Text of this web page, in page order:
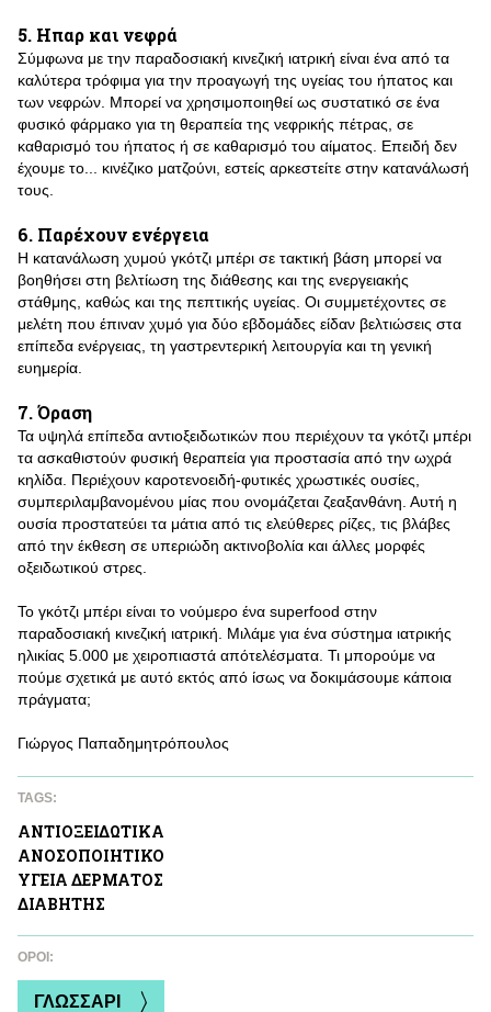
5. Ηπαρ και νεφρά
Σύμφωνα με την παραδοσιακή κινεζική ιατρική είναι ένα από τα
καλύτερα τρόφιμα για την προαγωγή της υγείας του ήπατος και
των νεφρών. Μπορεί να χρησιμοποιηθεί ως συστατικό σε ένα
φυσικό φάρμακο για τη θεραπεία της νεφρικής πέτρας, σε
καθαρισμό του ήπατος ή σε καθαρισμό του αίματος. Επειδή δεν
έχουμε το... κινέζικο ματζούνι, εστείς αρκεστείτε στην κατανάλωσή
τους.
6. Παρέχουν ενέργεια
Η κατανάλωση χυμού γκότζι μπέρι σε τακτική βάση μπορεί να
βοηθήσει στη βελτίωση της διάθεσης και της ενεργειακής
στάθμης, καθώς και της πεπτικής υγείας. Οι συμμετέχοντες σε
μελέτη που έπιναν χυμό για δύο εβδομάδες είδαν βελτιώσεις στα
επίπεδα ενέργειας, τη γαστρεντερική λειτουργία και τη γενική
ευημερία.
7. Όραση
Τα υψηλά επίπεδα αντιοξειδωτικών που περιέχουν τα γκότζι μπέρι
τα ασκαθιστούν φυσική θεραπεία για προστασία από την ωχρά
κηλίδα. Περιέχουν καροτενοειδή-φυτικές χρωστικές ουσίες,
συμπεριλαμβανομένου μίας που ονομάζεται ζεαξανθάνη. Αυτή η
ουσία προστατεύει τα μάτια από τις ελεύθερες ρίζες, τις βλάβες
από την έκθεση σε υπεριώδη ακτινοβολία και άλλες μορφές
οξειδωτικού στρες.
Το γκότζι μπέρι είναι το νούμερο ένα superfood στην
παραδοσιακή κινεζική ιατρική. Μιλάμε για ένα σύστημα ιατρικής
ηλικίας 5.000 με χειροπιαστά απότελέσματα. Τι μπορούμε να
πούμε σχετικά με αυτό εκτός από ίσως να δοκιμάσουμε κάποια
πράγματα;
Γιώργος Παπαδημητρόπουλος
TAGS:
ΑΝΤΙΟΞΕΙΔΩΤΙΚA
ΑΝΟΣΟΠΟΙΗΤΙΚΟ
ΥΓΕΙΑ ΔΕΡΜΑΤΟΣ
ΔΙΑΒΗΤΗΣ
ΌΡΟΙ:
ΓΛΩΣΣΑΡΙ